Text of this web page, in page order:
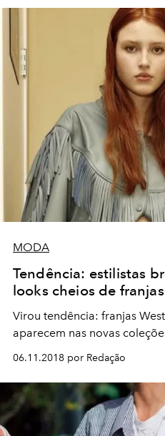
MODA
Tendência: estilistas
looks cheios de franjas
Virou tendência: franjas
aparecem nas novas
06.11.2018 por Redação